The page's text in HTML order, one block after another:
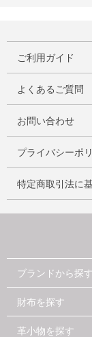
ご利用ガイド
よくあるご質問
お問い合わせ
プライバシーポ
特定商取引法に
ブランドから探す
財布を探す
革小物を探す